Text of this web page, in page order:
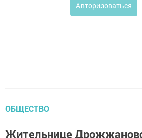
Авторизоваться
ОБЩЕСТВО
Жительнице